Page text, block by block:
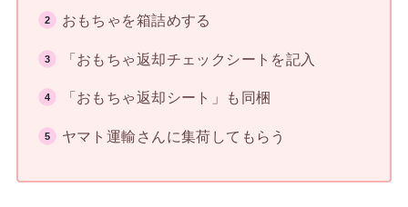
おもちゃを箱詰めする
「おもちゃ返却チェックシートを記入
「おもちゃ返却シート」も同梱
ヤマト運輸さんに集荷してもらう